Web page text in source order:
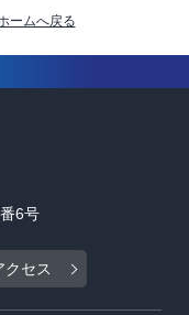
ームへ戻る
6号
クセス